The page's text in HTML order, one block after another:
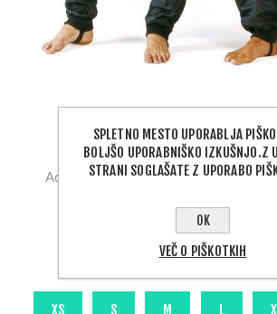
Proizvajalec:AquaLung
Aqualung ARCTIC 100, enodelna
159,00 €
Velikost
SPLETNO MESTO UPORABLJA
BOLJŠO UPORABNIŠKO IZKUŠNJO.Z
STRANI SOGLAŠATE Z UPORABO
OK
VEČ O PIŠKOTKIH